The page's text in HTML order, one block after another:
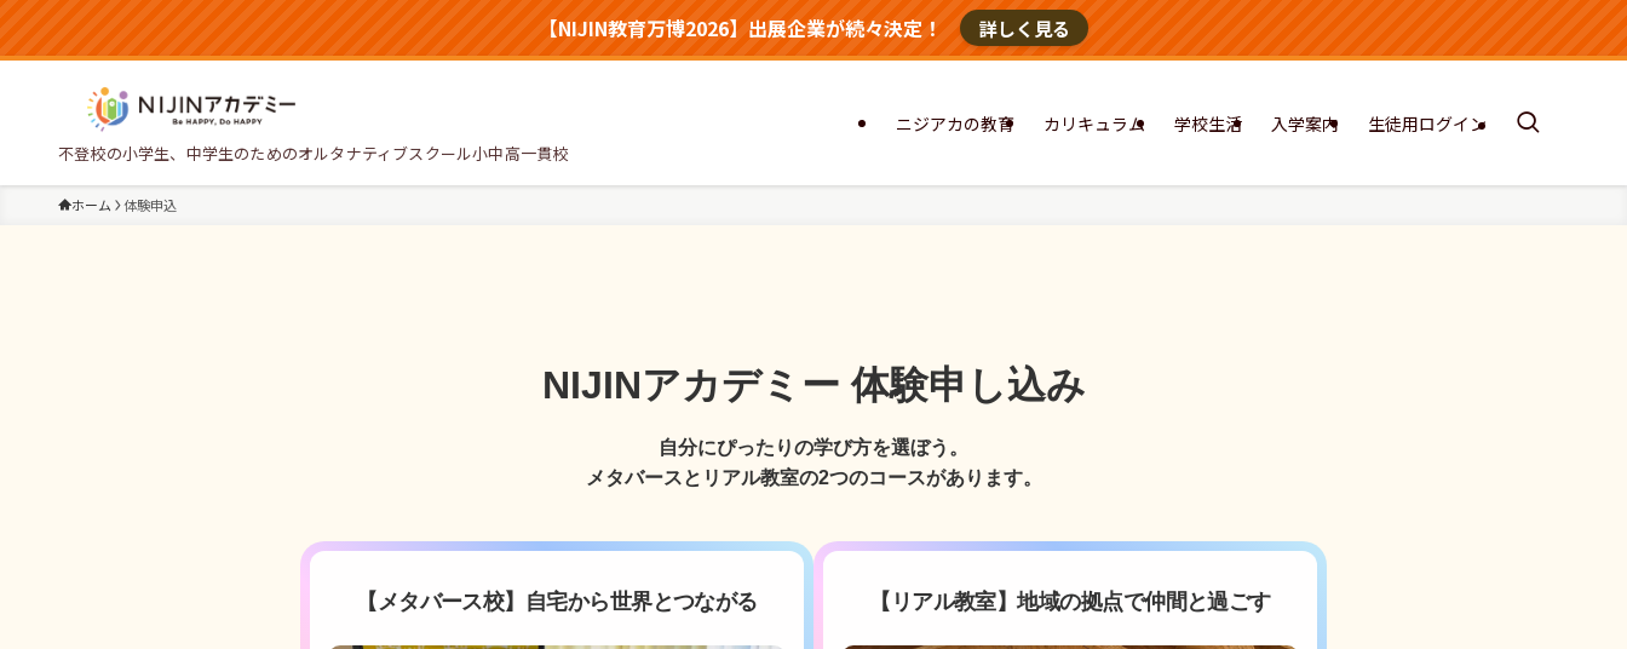
【NIJIN教育万博2026】出展企業が続々決定！ 詳しく見る
不登校の小学生、中学生のためのオルタナティブスクール小中高一貫校
ニジアカの教育 カリキュラム 学校生活 入学案内 生徒用ログイン
ホーム 体験申込
NIJINアカデミー 体験申し込み
自分にぴったりの学び方を選ぼう。
メタバースとリアル教室の2つのコースがあります。
【メタバース校】自宅から世界とつながる 【リアル教室】地域の拠点で仲間と過ごす